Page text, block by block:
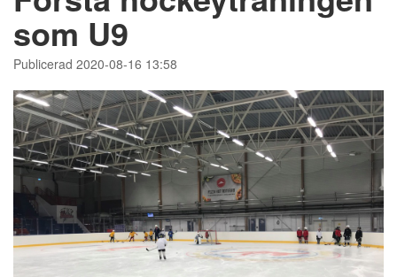
som U9
Publicerad 2020-08-16 13:58